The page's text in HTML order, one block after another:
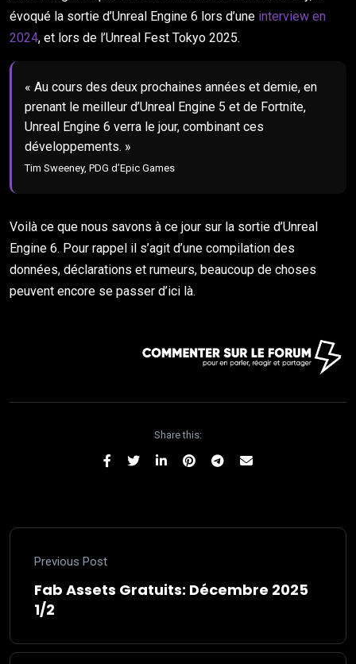
évoqué la sortie d’Unreal Engine 6 lors d’une interview en
2024, et lors de l’Unreal Fest Tokyo 2025.
« Au cours des deux prochaines années et demie, en
prenant le meilleur d’Unreal Engine 5 et de Fortnite,
Unreal Engine 6 verra le jour, combinant ces
développements. »
Tim Sweeney, PDG d’Epic Games
Voilà ce que nous savons à ce jour sur la sortie d’Unreal
Engine 6. Pour rappel il s’agit d’une compilation des
données, déclarations et rumeurs, beaucoup de choses
peuvent encore se passer d’ici là.
Share this:
Previous Post
Fab Assets Gratuits: Décembre 2025
1/2